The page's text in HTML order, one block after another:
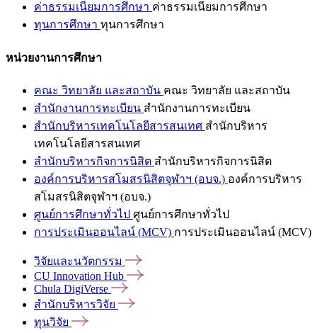
ค่าธรรมเนียมการศึกษา ค่าธรรมเนียมการศึกษา
ทุนการศึกษา ทุนการศึกษา
หน่วยงานการศึกษา
คณะ วิทยาลัย และสถาบัน คณะ วิทยาลัย และสถาบัน
สำนักงานการทะเบียน สำนักงานการทะเบียน
สำนักบริหารเทคโนโลยีสารสนเทศ สำนักบริหาร
เทคโนโลยีสารสนเทศ
สำนักบริหารกิจการนิสิต สำนักบริหารกิจการนิสิต
องค์การบริหารสโมสรนิสิตจุฬาฯ (อบจ.) องค์การบริหาร
สโมสรนิสิตจุฬาฯ (อบจ.)
ศูนย์การศึกษาทั่วไป ศูนย์การศึกษาทั่วไป
การประเมินออนไลน์ (MCV) การประเมินออนไลน์ (MCV)
วิจัยและนวัตกรรม
CU Innovation Hub
Chula DigiVerse
สำนักบริหารวิจัย
ทุนวิจัย